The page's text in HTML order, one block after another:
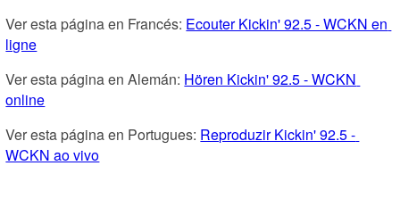
Ver esta página en Francés: Ecouter Kickin' 92.5 - WCKN en
ligne
Ver esta página en Alemán: Hören Kickin' 92.5 - WCKN
online
Ver esta página en Portugues: Reproduzir Kickin' 92.5 -
WCKN ao vivo